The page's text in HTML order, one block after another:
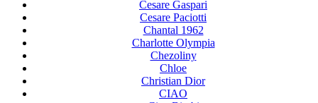
Cesare Gaspari
Cesare Paciotti
Chantal 1962
Charlotte Olympia
Chezoliny
Chloe
Christian Dior
CIAO